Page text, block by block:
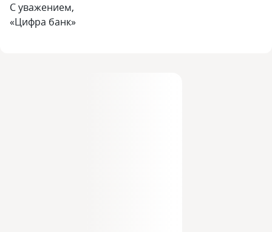
С уважением,
«Цифра банк»